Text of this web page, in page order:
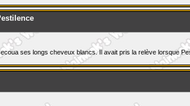
ses longs cheveux blancs. Il avait pris la relève lorsque